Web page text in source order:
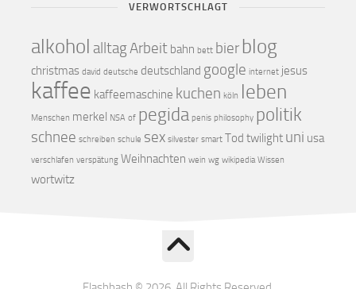
VERWORTSCHLAGT
alkohol alltagArbeit bahn bett bier blog
christmas david deutsche deutschland google internet jesus
kaffee kaffeemaschine kuchen köln leben
Menschen merkel NSA of pegida penis philosophy politik
schnee schreiben schule sex silvester smart Tod twilight uni usa
verschlafen verspätung Weihnachten wein wg wikipedia Wissen
wortwitz